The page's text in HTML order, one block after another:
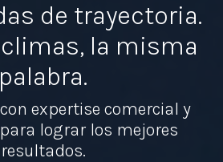
de trayectoria.
la misma
palabra.
expertise comercial y
lograr los mejores
resultados.